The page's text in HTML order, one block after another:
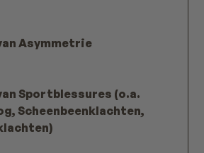
Asymmetrie
Sportblessures (o.a.
Scheenbeenklachten,